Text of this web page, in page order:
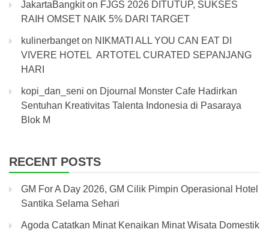
JakartaBangkiton FJGS 2026 DITUTUP, SUKSES
RAIH OMSET NAIK 5% DARI TARGET
kulinerbangeton NIKMATI ALL YOU CAN EAT DI
VIVERE HOTEL ARTOTEL CURATED SEPANJANG
HARI
kopi_dan_seni on Djournal Monster Cafe Hadirkan
Sentuhan Kreativitas Talenta Indonesia di Pasaraya
Blok M
RECENT POSTS
GM For A Day 2026, GM Cilik Pimpin Operasional Hotel
Santika Selama Sehari
Agoda Catatkan Minat Kenaikan Minat Wisata Domestik